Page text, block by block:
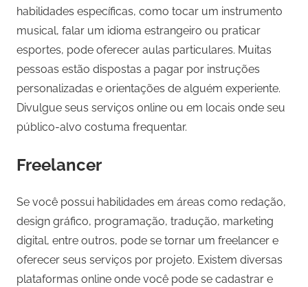
habilidades específicas, como tocar um instrumento
musical, falar um idioma estrangeiro ou praticar
esportes, pode oferecer aulas particulares. Muitas
pessoas estão dispostas a pagar por instruções
personalizadas e orientações de alguém experiente.
Divulgue seus serviços online ou em locais onde seu
público-alvo costuma frequentar.
Freelancer
Se você possui habilidades em áreas como redação,
design gráfico, programação, tradução, marketing
digital, entre outros, pode se tornar um freelancer e
oferecer seus serviços por projeto. Existem diversas
plataformas online onde você pode se cadastrar e